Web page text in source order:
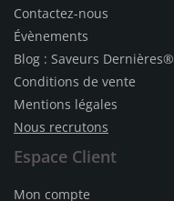
Contactez-nous
Évènements
Blog : Saveurs Dernières®
Conditions de vente
Mentions légales
Nous recrutons
Espace Client
Mon compte